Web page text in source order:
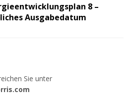
8 –
Ausgabedatum
Sie unter